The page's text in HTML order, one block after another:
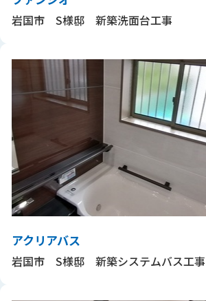
岩国市 S様邸 新築洗面台工事
アクリアバス
岩国市 S様邸 新築システムバス工事